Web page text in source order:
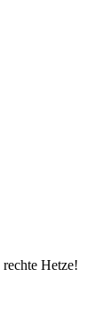
Hetze!